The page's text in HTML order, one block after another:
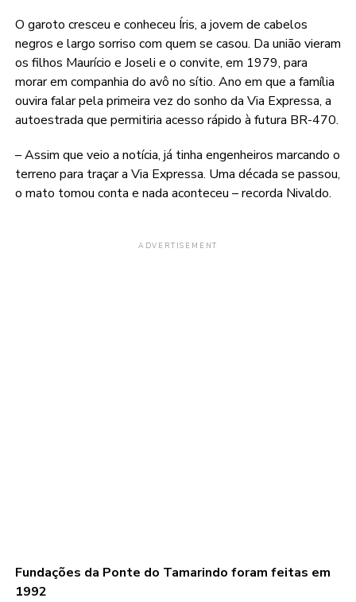
O garoto cresceu e conheceu Íris, a jovem de cabelos
negros e largo sorriso com quem se casou. Da união vieram
os filhos Maurício e Joseli e o convite, em 1979, para
morar em companhia do avô no sítio. Ano em que a família
ouvira falar pela primeira vez do sonho da Via Expressa, a
autoestrada que permitiria acesso rápido à futura BR-470.
– Assim que veio a notícia, já tinha engenheiros marcando o
terreno para traçar a Via Expressa. Uma década se passou,
o mato tomou conta e nada aconteceu – recorda Nivaldo.
ADVERTISEMENT
Fundações da Ponte do Tamarindo foram feitas em
1992